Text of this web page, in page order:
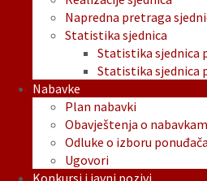
Napredna pretraga
Statistika sjednica
Statistika sjednica
Statistika sjednica
Nabavke
Plan nabavki
Obavještenja o
Odluke o izboru ponuđača
Ugovori